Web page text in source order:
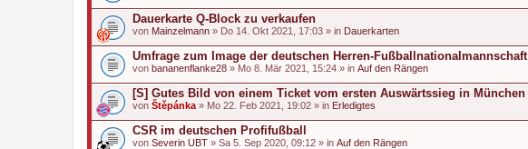
Dauerkarte Q-Block zu verkaufen
von Mainzelmann » Do 14. Okt 2021, 17:03 » in Dauerkarten
Umfrage zum Image der deutschen Herren-Fußballnationalmannschaft
von bananenflanke28 » Mo 8. Mär 2021, 15:24 » in Auf den Rängen
[S] Gutes Bild von einem Ticket vom ersten Auswärtssieg in München
von Štěpánka » Mo 22. Feb 2021, 19:02 » in Erledigtes
CSR im deutschen Profifußball
von Severin UBT » Sa 5. Sep 2020, 09:12 » in Auf den Rängen